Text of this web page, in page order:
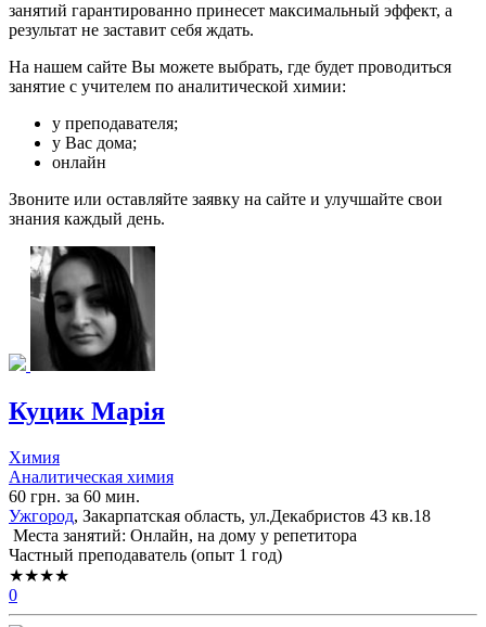
занятий гарантированно принесет максимальный эффект, а
результат не заставит себя ждать.
На нашем сайте Вы можете выбрать, где будет проводиться
занятие с учителем по аналитической химии:
у преподавателя;
у Вас дома;
онлайн
Звоните или оставляйте заявку на сайте и улучшайте свои
знания каждый день.
Куцик Марія
Химия
Аналитическая химия
60 грн. за 60 мин.
Ужгород, Закарпатская область, ул.Декабристов 43 кв.18
Места занятий: Онлайн, на дому у репетитора
Частный преподаватель (опыт 1 год)
★★★★
0